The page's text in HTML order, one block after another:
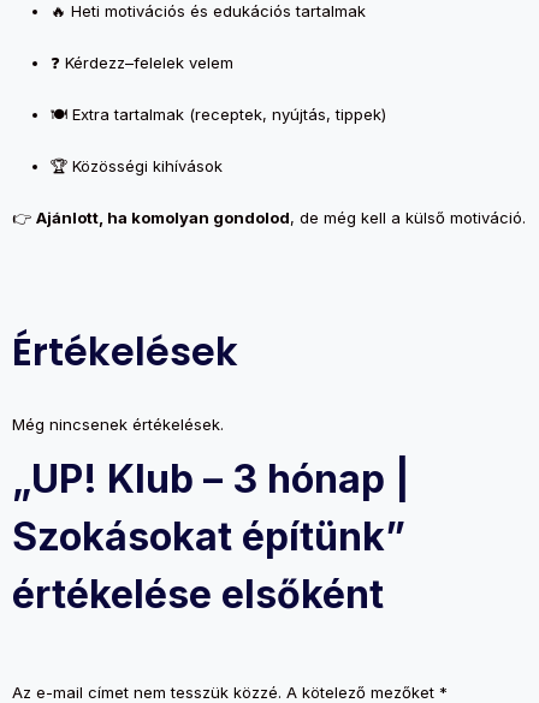
🔥 Heti motivációs és edukációs tartalmak
❓ Kérdezz–felelek velem
🍽️ Extra tartalmak (receptek, nyújtás, tippek)
🏆 Közösségi kihívások
👉 Ajánlott, ha komolyan gondolod, de még kell a külső motiváció.
Értékelések
Még nincsenek értékelések.
„UP! Klub – 3 hónap |
Szokásokat építünk”
értékelése elsőként
Az e-mail címet nem tesszük közzé. A kötelező mezőket *